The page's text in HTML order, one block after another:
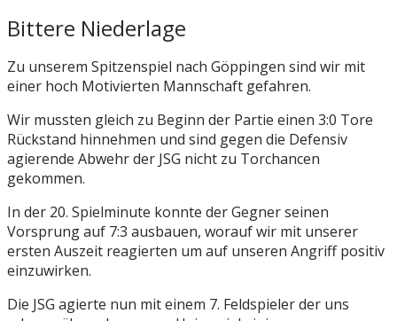
Bittere Niederlage
Zu unserem Spitzenspiel nach Göppingen sind wir mit
einer hoch Motivierten Mannschaft gefahren.
Wir mussten gleich zu Beginn der Partie einen 3:0 Tore
Rückstand hinnehmen und sind gegen die Defensiv
agierende Abwehr der JSG nicht zu Torchancen
gekommen.
In der 20. Spielminute konnte der Gegner seinen
Vorsprung auf 7:3 ausbauen, worauf wir mit unserer
ersten Auszeit reagierten um auf unseren Angriff positiv
einzuwirken.
Die JSG agierte nun mit einem 7. Feldspieler der uns